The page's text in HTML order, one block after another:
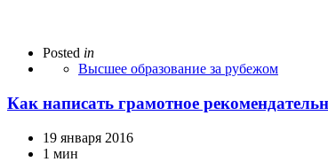
Posted in
Высшее образование за рубежом
Как написать грамотное
19 января 2016
1 мин